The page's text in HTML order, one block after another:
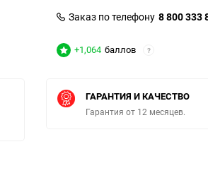
Заказ по телефону 8 800 333
+1,064 баллов ?
ГАРАНТИЯ И КАЧЕСТВО
Гарантия от 12 месяцев.